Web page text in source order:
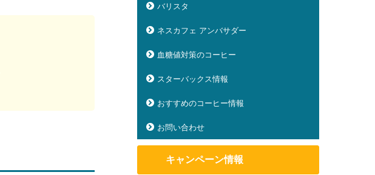
バリスタ
ネスカフェ アンバサダー
血糖値対策のコーヒー
スターバックス情報
おすすめのコーヒー情報
お問い合わせ
キャンペーン情報